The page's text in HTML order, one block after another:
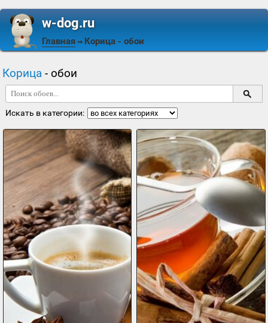
w-dog.ru
Главная ⇒ Корица - обои
Корица - обои
Искать в категории: